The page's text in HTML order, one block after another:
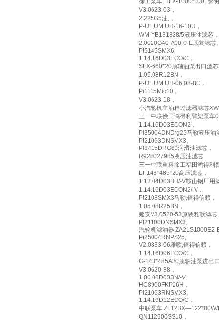
徐工泵车, TFX-1000*100, 黎
V3.0623-03，
2.225G5油,，
P-UL,UM,UH-16-10U，
WM-YB131838/5液压油滤芯
2.0020G40-A00-0-E原装滤芯,
PI5145SMX6,
1.14.16D03ECO/C，
SFX-660*20顶轴油泵出口滤
1.05.08R12BN，
P-UL,UM,UH-06,08-8C，
Pi1115Mic10，
V3.0623-18，
小汽轮机主油箱过滤器滤芯
三一中联徐工鸿得利臂架泵车
1.14.16D03ECON2，
Pi35004DNDrg25马勒液压油
PI21063DNSMX3,
PI8415DRG60润滑油滤芯，
R928027985液压油滤芯
三一中联重科徐工福田鸿得利
LT-143*485*20高压滤芯，
1.13.04D03BH/-V鞍山钢厂用
1.14.16D03ECON2/-V，
PI2108SMX3马勒,值得信赖，
1.05.08R25BN，
延安V3.0520-53原装雅歌滤芯
PI21100DNSMX3,
汽轮机滤油器,ZA2LS1000E2-
Pi25004RNPS25,
V2.0833-06雅歌,值得信赖，
1.14.16D06ECO/C，
G-143*485A30顶轴油泵进出
V3.0620-88，
1.06.08D03BN/-V,
HC8900FKP26H，
PI21063RNSMX3,
1.14.16D12ECO/C，
中联泵车,ZL12BX—122*80W/
QN112500SS10，